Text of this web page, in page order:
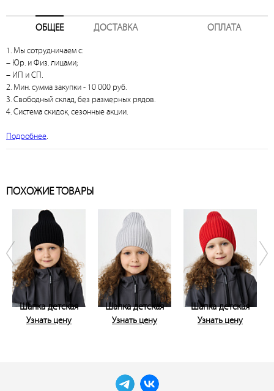
ОБЩЕЕ ДОСТАВКА ОПЛАТА
1. Мы сотрудничаем с:
– Юр. и Физ. лицами;
– ИП и СП.
2. Мин. сумма закупки - 10 000 руб.
3. Свободный склад, без размерных рядов.
4. Система скидок, сезонные акции.
Подробнее.
ПОХОЖИЕ ТОВАРЫ
Шапка детская
Узнать цену
Шапка детская
Узнать цену
Шапка детская
Узнать цену